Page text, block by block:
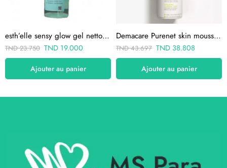
esth’elle sensy glow gel nettoyant visage et cou 250ml
TND23.750 TND 19.000
Ajouter au panier
Demacare Purenet skin mousse 150ml
TND43.697 TND 38.808
Ajouter au panier